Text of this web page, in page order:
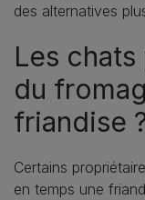
des alternatives
Les
du
friandise
Certains
en temps une